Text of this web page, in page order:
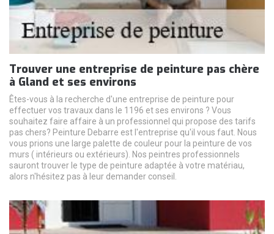
Trouver une entreprise de peinture pas chère
à Gland et ses environs
Êtes-vous à la recherche d'une entreprise de peinture pour
effectuer vos travaux dans le 1196 et ses environs ? Vous
souhaitez faire affaire à un professionnel qui propose des tarifs
pas chers? Peinture Debarre est l'entreprise qu'il vous faut. Nous
vous prions une large palette de couleur pour la peinture de vos
murs ( intérieurs ou extérieurs). Nos peintres professionnels
sauront trouver le type de peinture adaptée à votre matériau,
alors n'hésitez pas à leur demander conseil.